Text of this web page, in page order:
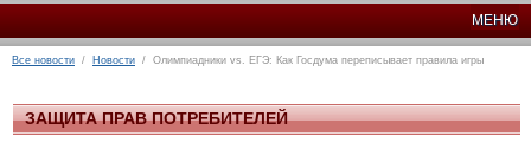
МЕНЮ
Все новости / Новости / Олимпиадники vs. ЕГЭ: Как Госдума переписывает правила игры
ЗАЩИТА ПРАВ ПОТРЕБИТЕЛЕЙ